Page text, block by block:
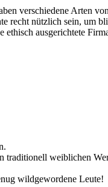
verschiedene Arten
recht nützlich sein, um
ausgerichtete
weiblichen
wildgewordene Leute!